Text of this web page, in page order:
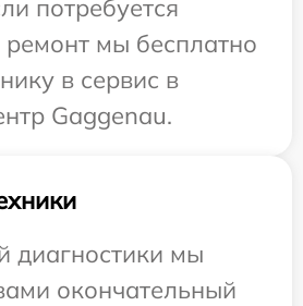
потребуется
мы бесплатно
в сервис в
Gaggenau.
диагностики мы
окончательный